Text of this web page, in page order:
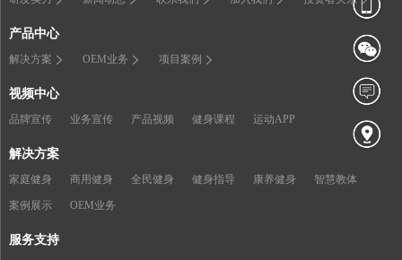
产品中心
解决方案 OEM业务 项目案例
视频中心
品牌宣传 业务宣传 产品视频 健身课程 运动APP
解决方案
家庭健身 商用健身 全民健身 健身指导 康养健身 智慧教体
案例展示 OEM业务
服务支持